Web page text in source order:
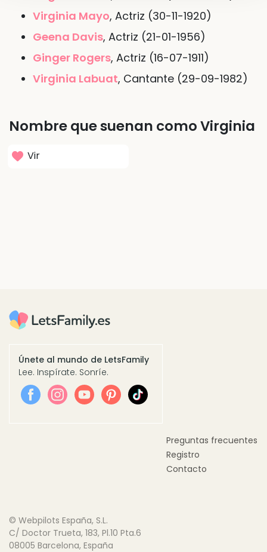
Virginia Mayo, Actriz (30-11-1920)
Geena Davis, Actriz (21-01-1956)
Ginger Rogers, Actriz (16-07-1911)
Virginia Labuat, Cantante (29-09-1982)
Nombre que suenan como Virginia
Vir
Únete al mundo de LetsFamily
Lee. Inspírate. Sonríe.
Preguntas frecuentes
Registro
Contacto
© Webpilots España, S.L.
C/ Doctor Trueta, 183, Pl.10 Pta.6
08005 Barcelona, España